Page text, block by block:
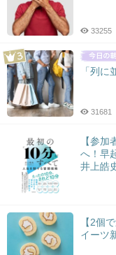
33255
「列
31681
【参
へ！早
井上皓
【2個
イーツ